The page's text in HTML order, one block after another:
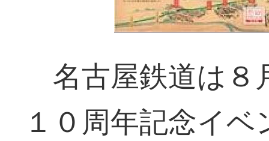
名古屋鉄道は８
１０周年記念イ